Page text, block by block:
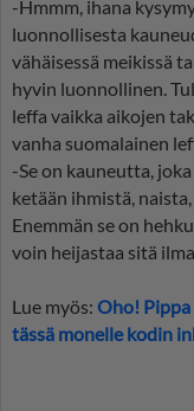
-Hmmm, ihana
luonnollisesta
vähäisessä meikissä
hyvin luonnollinen.
leffa vaikka aikojen
vanha suomalainen
-Se on kauneutta,
ketään ihmistä,
Enemmän se on
voin heijastaa sitä
Lue myös: Oho! Pippa
tässä monelle kodin